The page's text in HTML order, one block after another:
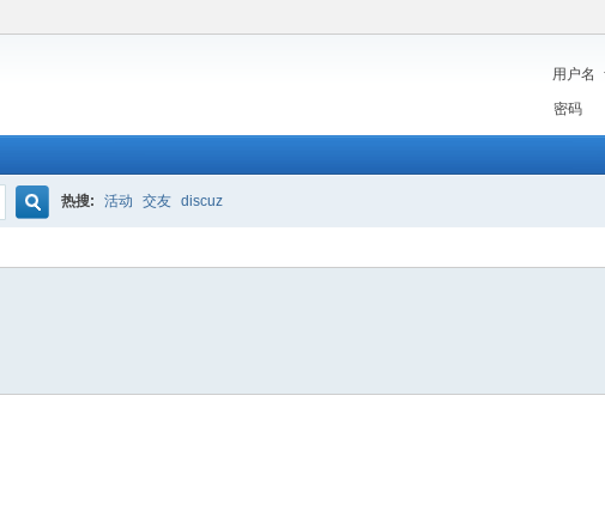
用户名
密码
热搜: 活动 交友 discuz